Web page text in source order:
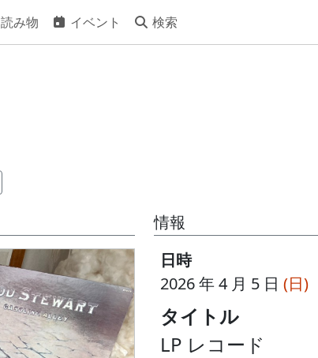
読み物 イベント 検索
情報
日時
2026 年 4 月 5 日 (日)
タイトル
LP レコード